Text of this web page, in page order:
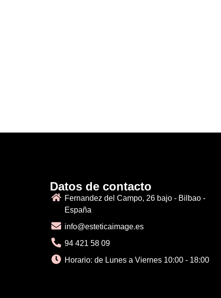
Datos de contacto
Fernandez del Campo, 26 bajo - Bilbao -
España
info@esteticaimage.es
94 421 58 09
Horario: de Lunes a Viernes 10:00 - 18:00